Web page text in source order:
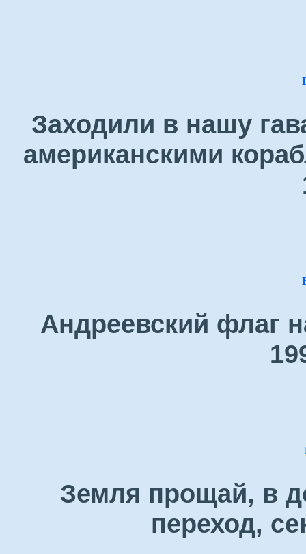
Заходили в нашу
американскими
Андреевский флаг
Земля прощай, в
переход,